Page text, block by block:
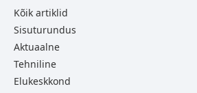
Kõik artiklid
Sisuturundus
Aktuaalne
Tehniline
Elukeskkond